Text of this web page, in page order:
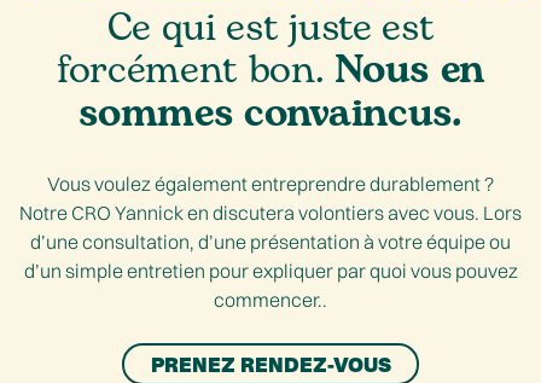
Ce qui est juste est
forcément bon. Nous en
sommes convaincus.
Vous voulez également entreprendre durablement ?
Notre CRO Yannick en discutera volontiers avec vous. Lors
d’une consultation, d’une présentation à votre équipe ou
d’un simple entretien pour expliquer par quoi vous pouvez
commencer..
PRENEZ RENDEZ-VOUS